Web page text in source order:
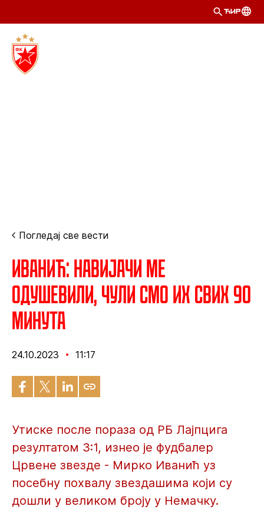
ЋИР
Погледај све вести
Иванић: Навијачи ме
одушевили, чули смо их свих 90
минута
24.10.2023 11:17
Утиске после пораза од РБ Лајпцига
резултатом 3:1, изнео је фудбалер
Црвене звезде - Мирко Иванић уз
посебну похвалу звездашима који су
дошли у великом броју у Немачку.